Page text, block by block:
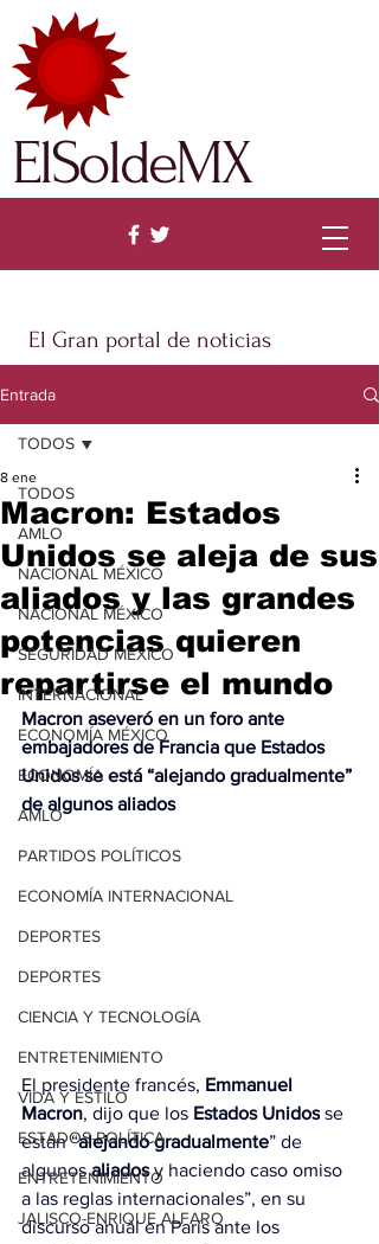
El Gran portal de noticias
ElSoldeMX
Entrada
TODOS
AMLO
NACIONAL MÉXICO
NACIONAL MÉXICO
SEGURIDAD MÉXICO
INTERNACIONAL
ECONOMÍA MÉXICO
ECONOMÍA
AMLO
PARTIDOS POLÍTICOS
ECONOMÍA INTERNACIONAL
DEPORTES
DEPORTES
CIENCIA Y TECNOLOGÍA
ENTRETENIMIENTO
VIDA Y ESTILO
ESTADOS-POLÍTICA
ENTRETENIMIENTO
JALISCO-ENRIQUE ALFARO
TODOS
Macron: Estados
Unidos se aleja de sus
aliados y las grandes
potencias quieren
repartirse el mundo
8 ene
Macron aseveró en un foro ante
embajadores de Francia que Estados
Unidos se está “alejando gradualmente”
de algunos aliados
El presidente francés, Emmanuel
Macron, dijo que los Estados Unidos se
están “alejando gradualmente” de
algunos aliados y haciendo caso omiso
a las reglas internacionales”, en su
discurso anual en París ante los